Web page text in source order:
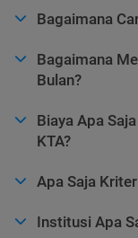
Bagaimana
Bagaimana
Bulan?
Biaya Apa
KTA?
Apa Saja
Institusi Apa